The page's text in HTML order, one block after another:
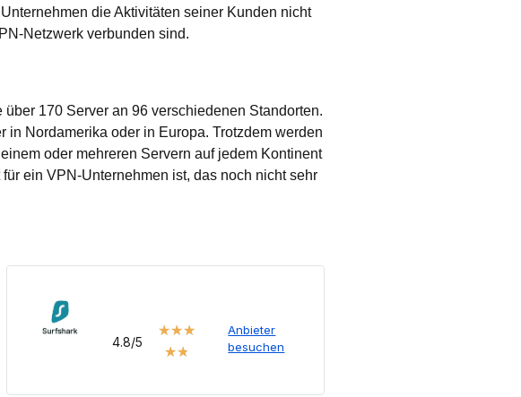
die Aktivitäten seiner Kunden nicht
Netzwerk verbunden sind.
170 Server an 96 verschiedenen Standorten.
Nordamerika oder in Europa. Trotzdem werden
oder mehreren Servern auf jedem Kontinent
ein VPN-Unternehmen ist, das noch nicht sehr
4.8/5
★★★
★★
Anbieter
besuchen